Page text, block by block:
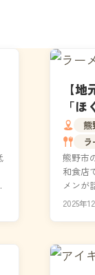
【
「
と地熊
熊野市
和食店
メンが
な地魚
2025年